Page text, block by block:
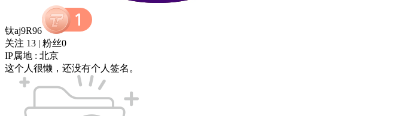
钛aj9R96
关注 13 | 粉丝0
IP属地 : 北京
这个人很懒，还没有个人签名。